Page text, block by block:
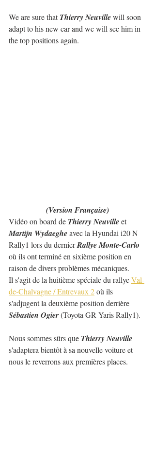
We are sure that Thierry Neuville will soon
adapt to his new car and we will see him in
the top positions again.
(Version Française)
Vidéo on board de Thierry Neuville et
Martijn Wydaeghe avec la Hyundai i20 N
Rally1 lors du dernier Rallye Monte-Carlo
où ils ont terminé en sixième position en
raison de divers problèmes mécaniques.
Il s'agit de la huitième spéciale du rallye Val-
de-Chalvagne / Entrevaux 2 où ils
s'adjugent la deuxième position derrière
Sébastien Ogier (Toyota GR Yaris Rally1).
Nous sommes sûrs que Thierry Neuville
s'adaptera bientôt à sa nouvelle voiture et
nous le reverrons aux premières places.